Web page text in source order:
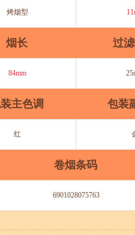
烤烟型
烟长 过
84mm
主色调 包装
红
卷烟条码
6901028075763